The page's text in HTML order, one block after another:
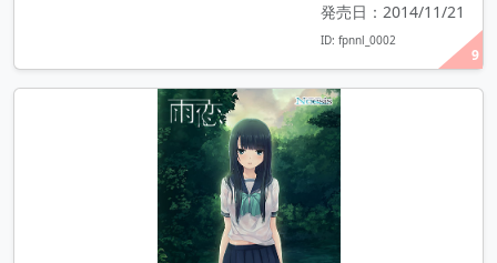
9
発売日：2014/11/21
ID: fpnnl_0002